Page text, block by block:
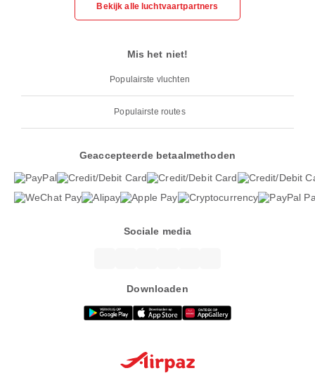
Bekijk alle luchtvaartpartners
Mis het niet!
Populairste vluchten
Populairste routes
Geaccepteerde betaalmethoden
Sociale media
Downloaden